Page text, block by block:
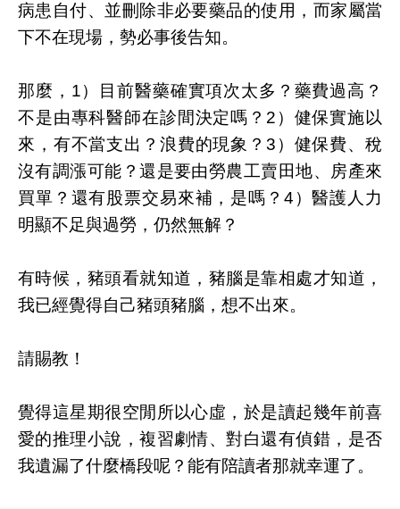
病患自付、並刪除非必要藥品的使用，而家屬當
下不在現場，勢必事後告知。
那麼，1）目前醫藥確實項次太多？藥費過高？
不是由專科醫師在診間決定嗎？2）健保實施以
來，有不當支出？浪費的現象？3）健保費、稅
沒有調漲可能？還是要由勞農工賣田地、房產來
買單？還有股票交易來補，是嗎？4）醫護人力
明顯不足與過勞，仍然無解？
有時候，豬頭看就知道，豬腦是靠相處才知道，
我已經覺得自己豬頭豬腦，想不出來。
請賜教！
覺得這星期很空閒所以心虛，於是讀起幾年前喜
愛的推理小說，複習劇情、對白還有偵錯，是否
我遺漏了什麼橋段呢？能有陪讀者那就幸運了。